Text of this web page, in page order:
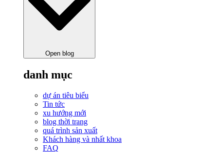
Open blog
danh mục
dự án tiêu biểu
Tin tức
xu hướng mới
blog thời trang
quá trình sản xuất
Khách hàng và nhất khoa
FAQ